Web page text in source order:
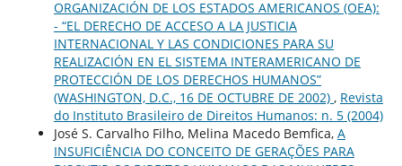
ORGANIZACIÓN DE LOS ESTADOS AMERICANOS (OEA):
- “EL DERECHO DE ACCESO A LA JUSTICIA
INTERNACIONAL Y LAS CONDICIONES PARA SU
REALIZACIÓN EN EL SISTEMA INTERAMERICANO DE
PROTECCIÓN DE LOS DERECHOS HUMANOS”
(WASHINGTON, D.C., 16 DE OCTUBRE DE 2002) , Revista
do Instituto Brasileiro de Direitos Humanos: n. 5 (2004)
José S. Carvalho Filho, Melina Macedo Bemfica, A
INSUFICIÊNCIA DO CONCEITO DE GERAÇÕES PARA